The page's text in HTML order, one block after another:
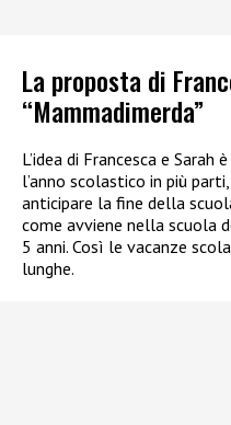
La proposta di
“Mammadimerda”
L’idea di Francesca e
l’anno scolastico in più
anticipare la fine della
come avviene nella scuola
5 anni. Così le vacanze
lunghe.